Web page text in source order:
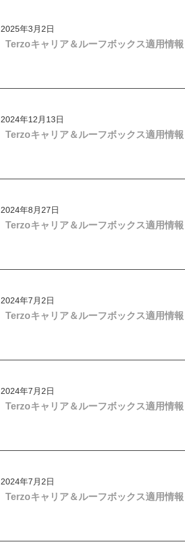
2025年3月2日
Terzoキャリア＆ルーフボックス適用情
2024年12月13日
Terzoキャリア＆ルーフボックス適用情
2024年8月27日
Terzoキャリア＆ルーフボックス適用情
2024年7月2日
Terzoキャリア＆ルーフボックス適用情
2024年7月2日
Terzoキャリア＆ルーフボックス適用情
2024年7月2日
Terzoキャリア＆ルーフボックス適用情